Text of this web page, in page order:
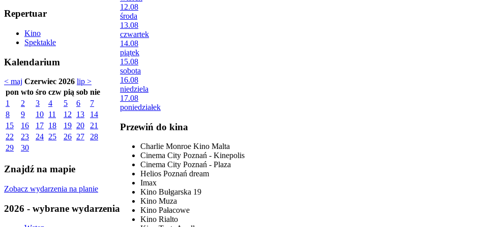
Repertuar
Kino
Spektakle
Kalendarium
< maj Czerwiec 2026 lip >
pon wto śro czw pią sob nie
1
2 3 4 5 6
7
8
9 10 11 12 13
14
15
16 17 18 19 20
21
22
23 24 25 26 27
28
29
30
Znajdź na mapie
Zobacz wydarzenia na planie
2026 - wybrane wydarzenia
12.08
środa
13.08
czwartek
14.08
piątek
15.08
sobota
16.08
niedziela
17.08
poniedziałek
Przewiń do kina
Charlie Monroe Kino Malta
Cinema City Poznań - Kinepolis
Cinema City Poznań - Plaza
Helios Poznań dream
Imax
Kino Bułgarska 19
Kino Muza
Kino Pałacowe
Kino Rialto